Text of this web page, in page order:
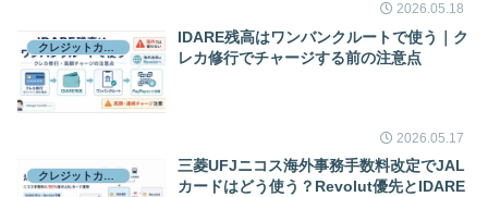
2026.05.18
IDARE残高はワンバンクルートで使う｜ク
レカ修行でチャージする前の注意点
2026.05.17
クレジットカード
三菱UFJニコス海外事務手数料改定でJAL
カードはどう使う？Revolut優先とIDARE